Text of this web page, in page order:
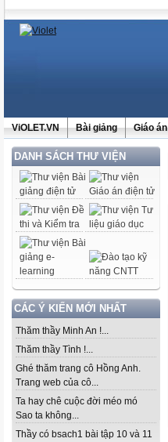
ViOLET.VN Bài giảng Giáo án
DANH SÁCH THƯ VIỆN
CÁC Ý KIẾN MỚI NHẤT
Thăm thầy Minh An !...
Thăm thầy Tình !...
Ghé thăm trang cô Hồng Anh.
Trang web của cô...
Ta hay chê cuộc đời méo mó
Sao ta không...
Thầy có bsach1 bài tập 10 và 11